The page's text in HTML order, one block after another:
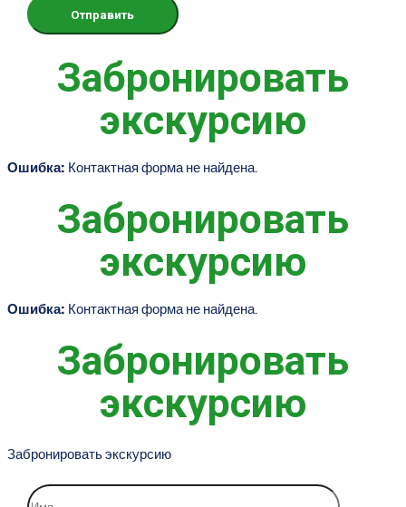
Забронировать
экскурсию
Ошибка: Контактная форма не найдена.
Забронировать
экскурсию
Ошибка: Контактная форма не найдена.
Забронировать
экскурсию
Забронировать экскурсию